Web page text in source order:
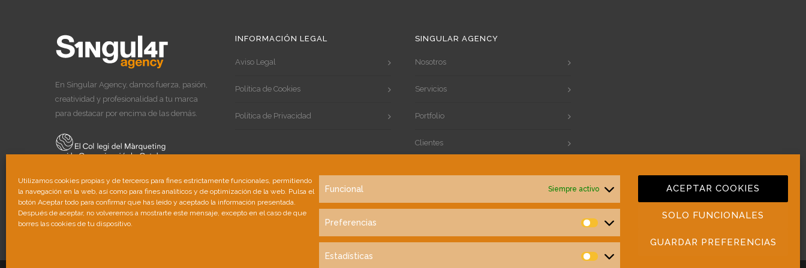
Utilizamos cookies propias y de terceros para fines estrictamente funcionales, permitiendo
la navegación en la web, así como para fines analíticos y de optimización de la web. Pulsa el
botón Aceptar todo para confirmar que has leído y aceptado la información presentada.
Después de aceptar, no volveremos a mostrarte este mensaje, excepto en el caso de que
borres las cookies de tu dispositivo.
Funcional Siempre activo
Preferencias
Preferencias
Estadísticas
Estadísticas
ACEPTAR COOKIES
SOLO FUNCIONALES
GUARDAR PREFERENCIAS
En Singular Agency, damos fuerza, pasión,
creatividad y profesionalidad a tu marca
para destacar por encima de las demás.
INFORMACIÓN LEGAL
Aviso Legal
Política de Cookies
Política de Privacidad
SINGULAR AGENCY
Nosotros
Servicios
Portfolio
Clientes